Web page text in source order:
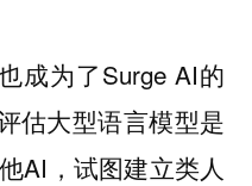
成为了Surge AI的
估大型语言模型是
AI，试图建立类人